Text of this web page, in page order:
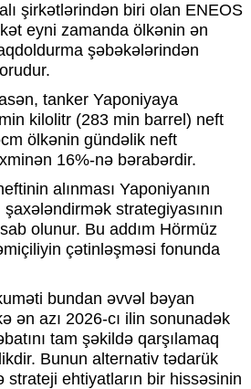
şirkətlərindən biri olan ENEOS
eyni zamanda ölkənin ən
şəbəkələrindən
tanker Yaponiyaya
kilolitr (283 min barrel) neft
ölkənin gündəlik neft
16%-nə bərabərdir.
alınması Yaponiyanın
şaxələndirmək strategiyasının
olunur. Bu addım Hörmüz
çətinləşməsi fonunda
bundan əvvəl bəyan
ən azı 2026-cı ilin sonunadək
tam şəkildə qarşılamaq
Bunun alternativ tədarük
strateji ehtiyatların bir hissəsinin